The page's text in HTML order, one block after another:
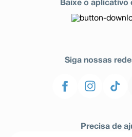
Baixe o aplicativo
Siga nossas
Precisa de